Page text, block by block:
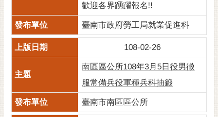
螢
光
花
泉
花
網
歡迎各界踴躍報名!!
臺南市政府勞工局就業促進科
108-02-26
南區區公所108年3月5日役男徵
服常備兵役軍種兵科抽籤
臺南市南區區公所